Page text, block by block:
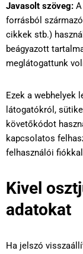
Javasolt szöveg:
forrásból
cikkek stb.)
beágyazott
meglátogattunk
Ezek a webhelyek
látogatókról,
követőkódot
kapcsolatos
felhasználói
Kivel
adatokat
Ha jelszó